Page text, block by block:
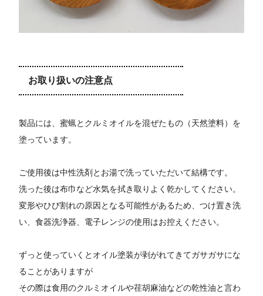
お取り扱いの注意点
製品には、蜜蝋とクルミオイルを混ぜたもの（天然塗料）を
塗っています。
ご使用後は中性洗剤とお湯で洗っていただいて結構です。
洗った後は布巾など水気を拭き取りよく乾かしてください。
変形やひび割れの原因となる可能性があるため、つけ置き洗
い、食器洗浄器、電子レンジの使用はお控えください。
ずっと使っていくとオイル塗装が剥がれてきてガサガサにな
ることがありますが
その際は食用のクルミオイルや荏胡麻油などの乾性油と言わ